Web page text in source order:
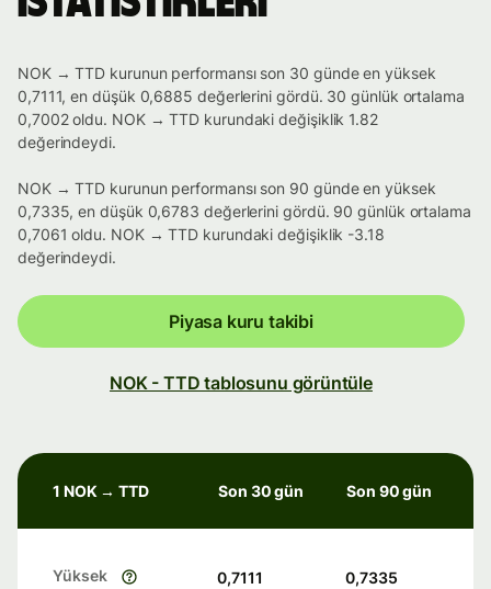
NOK → TTD kurunun performansı son 30 günde en yüksek
0,7111, en düşük 0,6885 değerlerini gördü. 30 günlük ortalama
0,7002 oldu. NOK → TTD kurundaki değişiklik 1.82
değerindeydi.
NOK → TTD kurunun performansı son 90 günde en yüksek
0,7335, en düşük 0,6783 değerlerini gördü. 90 günlük ortalama
0,7061 oldu. NOK → TTD kurundaki değişiklik -3.18
değerindeydi.
Piyasa kuru takibi
NOK - TTD tablosunu görüntüle
1 NOK → TTD Son 30 gün Son 90 gün
Yüksek 0,7111 0,7335